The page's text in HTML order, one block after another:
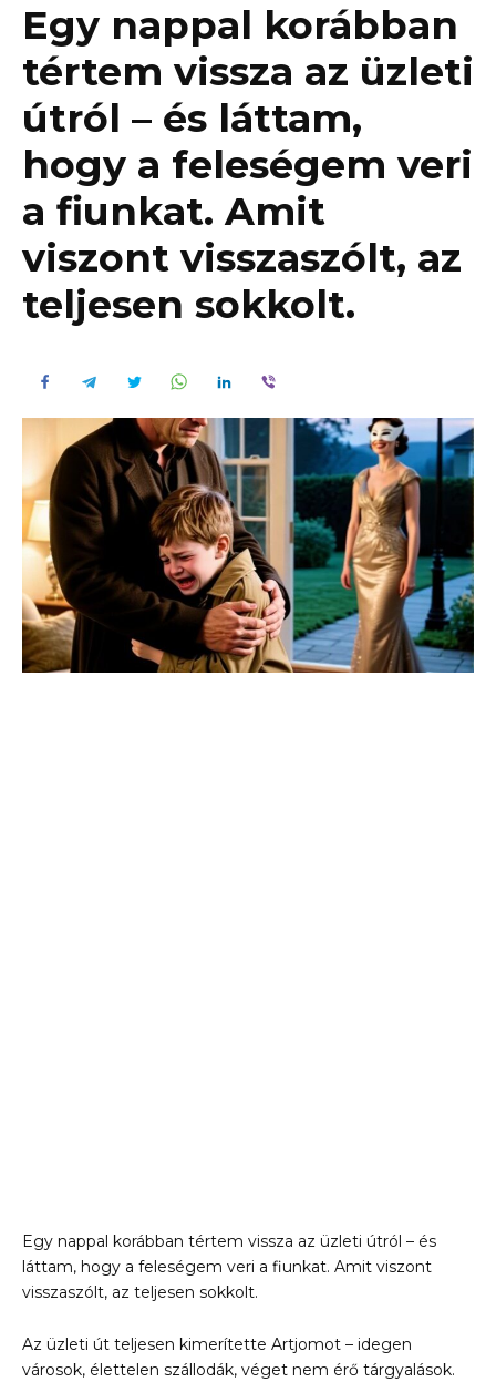
Egy nappal korábban
tértem vissza az üzleti
útról – és láttam,
hogy a feleségem veri
a fiunkat. Amit
viszont visszaszólt, az
teljesen sokkolt.
Egy nappal korábban tértem vissza az üzleti útról – és
láttam, hogy a feleségem veri a fiunkat. Amit viszont
visszaszólt, az teljesen sokkolt.
Az üzleti út teljesen kimerítette Artjomot – idegen
városok, élettelen szállodák, véget nem érő tárgyalások.